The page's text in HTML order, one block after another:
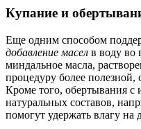
Купание и
Еще одним способом
добавление масел в воду во
миндальное масла,
процедуру более полезной,
Кроме того, обертывания с
натуральных составов,
помогут удержать влагу на